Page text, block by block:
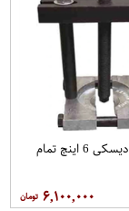
بلبرینگ کش دیسکی 6 اینچ تمام
۶,۱۰۰,۰۰۰